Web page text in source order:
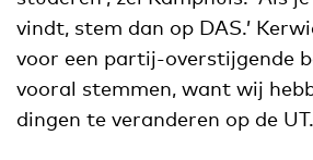
vindt, stem dan op DAS.’
voor een partij-overstijgende
vooral stemmen, want wij
dingen te veranderen op de